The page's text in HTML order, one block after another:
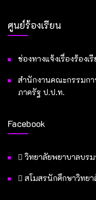
ศูนย์ร้องเรียน
ช่องทางแจ้งเรื่องร้อง
สำนักงานคณะกรรมก
ภาครัฐ ป.ป.ท.
Facebook
วิทยาลัยพยาบาลบร
สโมสรนักศึกษาวิทย